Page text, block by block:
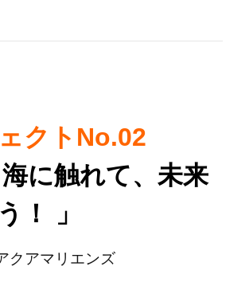
クトNo.02
触れて、未来
！ 」
クアマリエンズ